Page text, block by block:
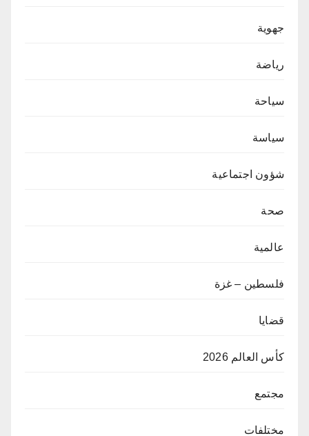
جهوية
رياضة
سياحة
سياسة
شؤون اجتماعية
صحة
عالمية
فلسطين – غزة
قضايا
كأس العالم 2026
مجتمع
مختلفات